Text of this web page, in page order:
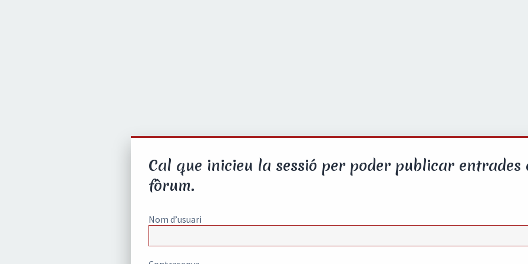
Cal que inicieu la sessió per poder publicar entrades
fòrum.
Nom d’usuari